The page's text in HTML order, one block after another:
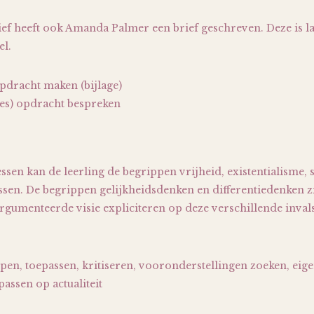
heeft ook Amanda Palmer een brief geschreven. Deze is
maken (bijlage)
opdracht bespreken
kan de leerling de begrippen vrijheid, existentialisme,
De begrippen gelijkheidsdenken en differentiedenken
visie expliciteren op deze verschillende
toepassen, kritiseren, vooronderstellingen zoeken,
op actualiteit